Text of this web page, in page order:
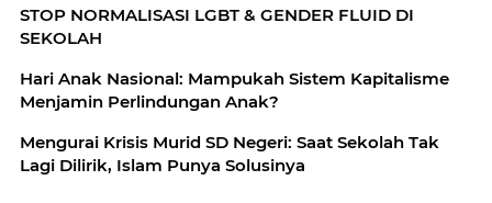
STOP NORMALISASI LGBT & GENDER FLUID DI
SEKOLAH
Hari Anak Nasional: Mampukah Sistem Kapitalisme
Menjamin Perlindungan Anak?
Mengurai Krisis Murid SD Negeri: Saat Sekolah Tak
Lagi Dilirik, Islam Punya Solusinya